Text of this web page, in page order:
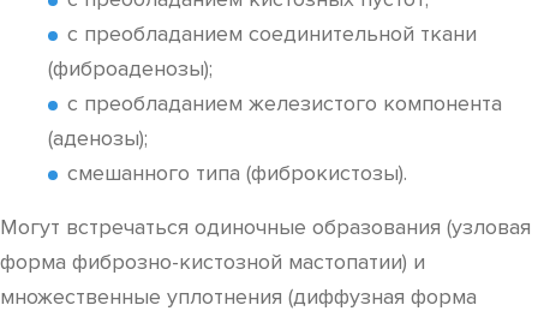
с преобладанием соединительной ткани
(фиброаденозы);
с преобладанием железистого компонента
(аденозы);
смешанного типа (фиброкистозы).
Могут встречаться одиночные образования (узловая
форма фиброзно-кистозной мастопатии) и
множественные уплотнения (диффузная форма